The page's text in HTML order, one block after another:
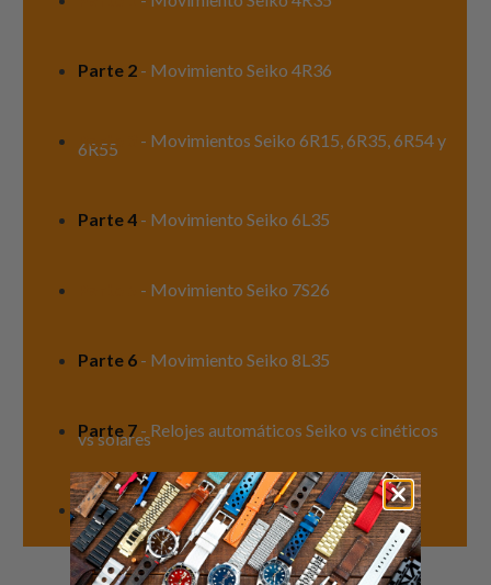
Parte 2 - Movimiento Seiko 4R36
Parte 3 - Movimientos Seiko 6R15, 6R35, 6R54 y
6R55
Parte 4 - Movimiento Seiko 6L35
- Movimiento Seiko 7S26
Parte 6 - Movimiento Seiko 8L35
Parte 7 - Relojes automáticos Seiko vs cinéticos
vs solares
Parte 8- Movimiento Seiko Kinetic